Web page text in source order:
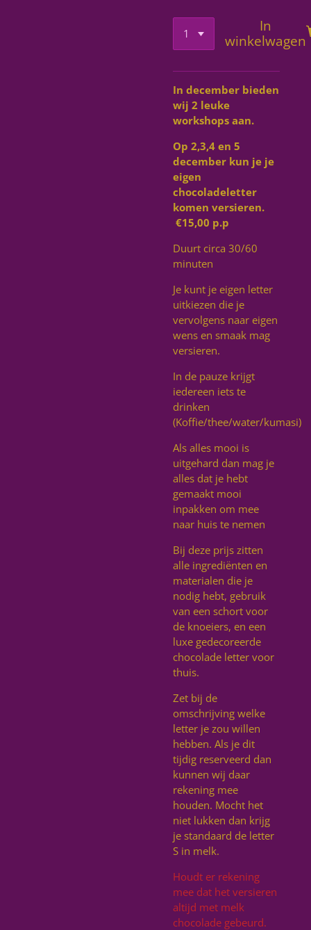
In
winkelwagen
In december bieden
wij 2 leuke
workshops aan.
Op 2,3,4 en 5
december kun je je
eigen
chocoladeletter
komen versieren.
€15,00 p.p
Duurt circa 30/60
minuten
Je kunt je eigen letter
uitkiezen die je
vervolgens naar eigen
wens en smaak mag
versieren.
In de pauze krijgt
iedereen iets te
drinken
(Koffie/thee/water/kumasi)
Als alles mooi is
uitgehard dan mag je
alles dat je hebt
gemaakt mooi
inpakken om mee
naar huis te nemen
Bij deze prijs zitten
alle ingrediënten en
materialen die je
nodig hebt, gebruik
van een schort voor
de knoeiers, en een
luxe gedecoreerde
chocolade letter voor
thuis.
Zet bij de
omschrijving welke
letter je zou willen
hebben. Als je dit
tijdig reserveerd dan
kunnen wij daar
rekening mee
houden. Mocht het
niet lukken dan krijg
je standaard de letter
S in melk.
Houdt er rekening
mee dat het versieren
altijd met melk
chocolade gebeurd.